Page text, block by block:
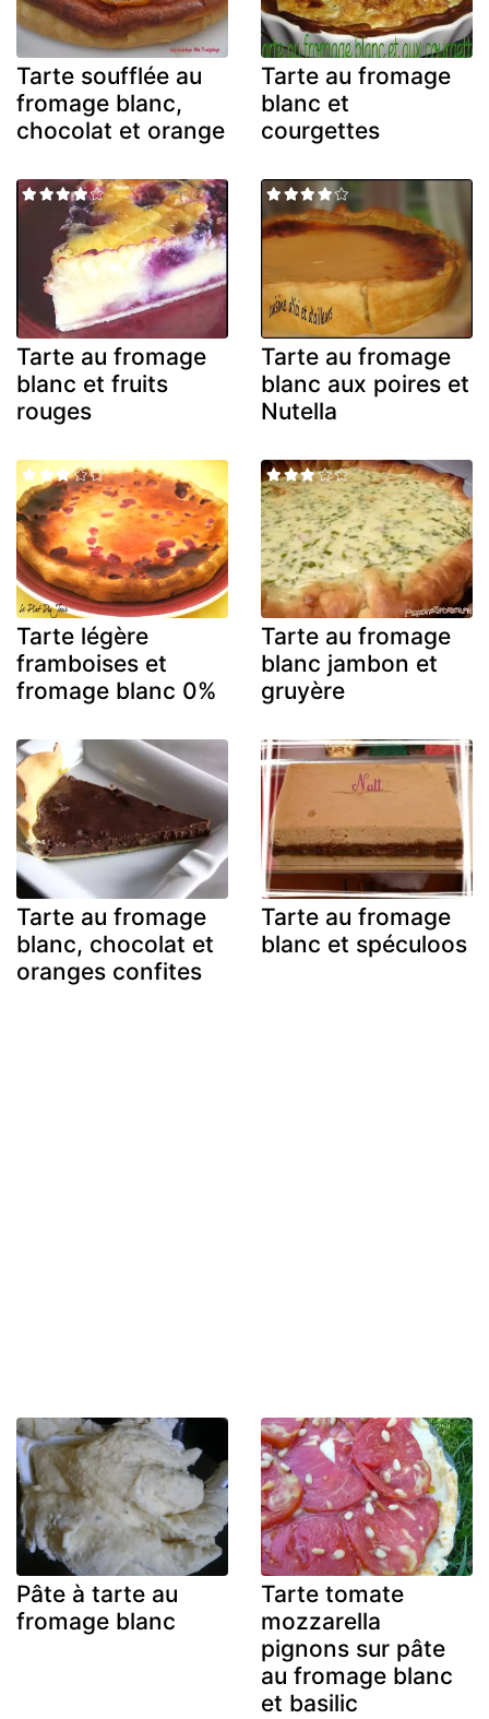
Tarte soufflée au
fromage blanc,
chocolat et orange
Tarte au fromage
blanc et
courgettes
Tarte au fromage
blanc et fruits
rouges
Tarte au fromage
blanc aux poires et
Nutella
Tarte légère
framboises et
fromage blanc 0%
Tarte au fromage
blanc jambon et
gruyère
Tarte au fromage
blanc, chocolat et
oranges confites
Tarte au fromage
blanc et spéculoos
Pâte à tarte au
fromage blanc
Tarte tomate
mozzarella
pignons sur pâte
au fromage blanc
et basilic